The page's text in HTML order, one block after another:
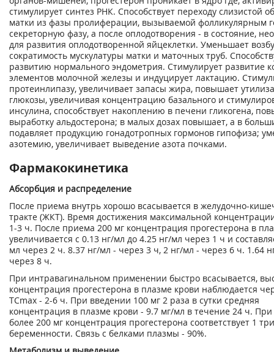
стимулирует синтез РНК. Способствует переходу слизистой
матки из фазы пролиферации, вызываемой фолликулярным
секреторную фазу, а после оплодотворения - в состояние,
для развития оплодотворенной яйцеклетки. Уменьшает
сократимость мускулатуры матки и маточных труб.
развитию нормального эндометрия. Стимулирует развитие
элементов молочной железы и индуцирует лактацию.
протеинлипазу, увеличивает запасы жира, повышает
глюкозы, увеличивая концентрацию базального и
инсулина, способствует накоплению в печени гликогена,
выработку альдостерона; в малых дозах повышает, а в
подавляет продукцию гонадотропных гормонов гипофиза;
азотемию, увеличивает выведение азота почками.
Фармакокинетика
Абсорбция и распределение
После приема внутрь хорошо всасывается в желудочно-
тракте (ЖКТ). Время достижения максимальной
1-3 ч. После приема 200 мг концентрация прогестерона в
увеличивается с 0.13 нг/мл до 4.25 нг/мл через 1 ч и
мл через 2 ч. 8.37 нг/мл - через 3 ч, 2 нг/мл - через 6 ч. 1.64
через 8 ч.
При интравагинальном применении быстро всасывается,
концентрация прогестерона в плазме крови наблюдается
ТСmах - 2-6 ч. При введении 100 мг 2 раза в сутки средняя
концентрация в плазме крови - 9.7 мг/мл в течение 24 ч.
более 200 мг концентрация прогестерона соответствует 1
беременности. Связь с белками плазмы - 90%.